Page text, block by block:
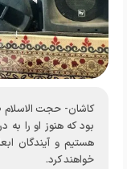
کاشان- حجت
بود که هنوز او را
هستیم و آیندگان
خواهند کرد.